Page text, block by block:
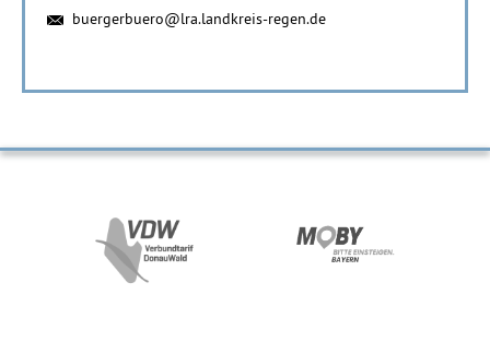
buergerbuero@lra.landkreis-regen.de